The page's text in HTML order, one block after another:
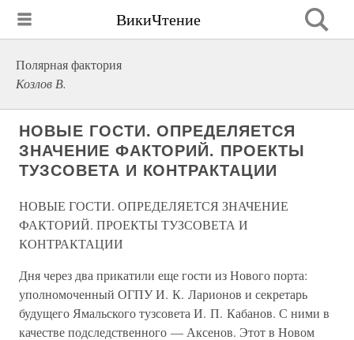
ВикиЧтение
Полярная фактория
Козлов В.
НОВЫЕ ГОСТИ. ОПРЕДЕЛЯЕТСЯ
ЗНАЧЕНИЕ ФАКТОРИЙ. ПРОЕКТЫ
ТУЗСОВЕТА И КОНТРАКТАЦИИ
НОВЫЕ ГОСТИ. ОПРЕДЕЛЯЕТСЯ ЗНАЧЕНИЕ
ФАКТОРИЙ. ПРОЕКТЫ ТУЗСОВЕТА И
КОНТРАКТАЦИИ
Дня через два прикатили еще гости из Нового порта:
уполномоченный ОГПУ И. К. Ларионов и секретарь
будущего Ямальского тузсовета И. П. Кабанов. С ними в
качестве подследственного — Аксенов. Этот в Новом